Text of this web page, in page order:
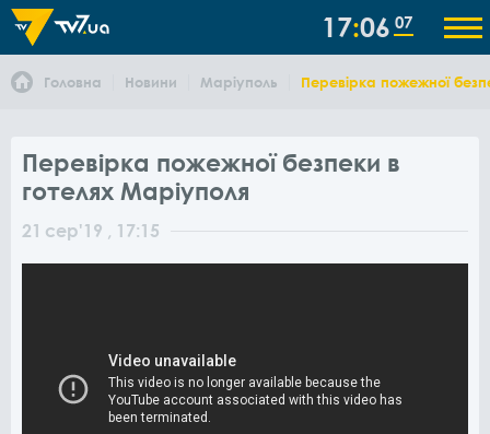
17 06 07
Головна Новини Маріуполь Перевірка пожежної
Перевірка пожежної безпеки в
готелях Маріуполя
21 сер'19 , 17:15